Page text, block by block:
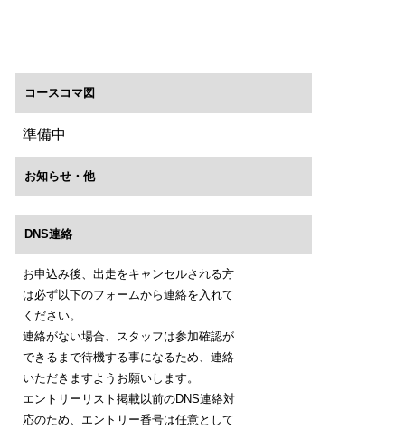
コースコマ図
準備中
お知らせ・他
DNS連絡
お申込み後、出走をキャンセルされる方
は必ず以下のフォームから連絡を入れて
ください。
連絡がない場合、スタッフは参加確認が
できるまで待機する事になるため、連絡
いただきますようお願いします。
エントリーリスト掲載以前のDNS連絡対
応のため、エントリー番号は任意として